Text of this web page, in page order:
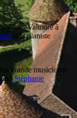
Valmore à
et la pianiste
grande musicienne
Stéphanie